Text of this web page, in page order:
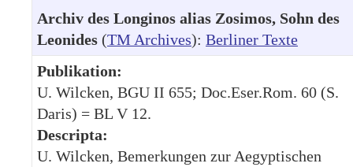
Archiv des Longinos alias Zosimos, Sohn des
Leonides (TM Archives): Berliner Texte
Publikation:
U. Wilcken, BGU II 655; Doc.Eser.Rom. 60 (S.
Daris) = BL V 12.
Descripta:
U. Wilcken, Bemerkungen zur Aegyptischen